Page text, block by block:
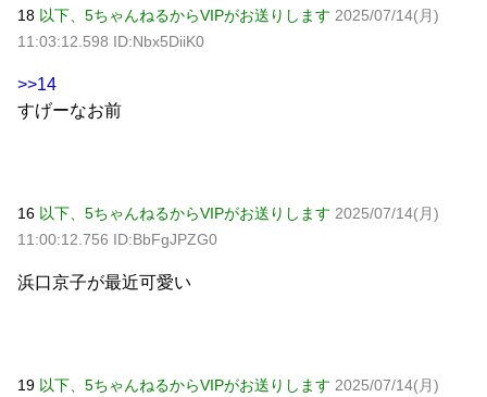
18 以下、5ちゃんねるからVIPがお送りします 2025/07/14(月)
11:03:12.598 ID:Nbx5DiiK0
>>14
すげーなお前
16 以下、5ちゃんねるからVIPがお送りします 2025/07/14(月)
11:00:12.756 ID:BbFgJPZG0
浜口京子が最近可愛い
19 以下、5ちゃんねるからVIPがお送りします 2025/07/14(月)